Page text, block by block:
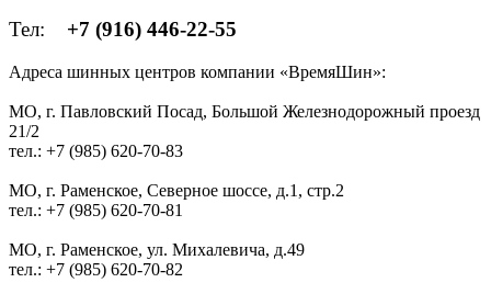
Тел: +7 (916) 446-22-55
Адреса шинных центров компании «ВремяШин»:
МО, г. Павловский Посад, Большой Железнодорожный проезд
21/2
тел.: +7 (985) 620-70-83
МО, г. Раменское, Северное шоссе, д.1, стр.2
тел.: +7 (985) 620-70-81
МО, г. Раменское, ул. Михалевича, д.49
тел.: +7 (985) 620-70-82